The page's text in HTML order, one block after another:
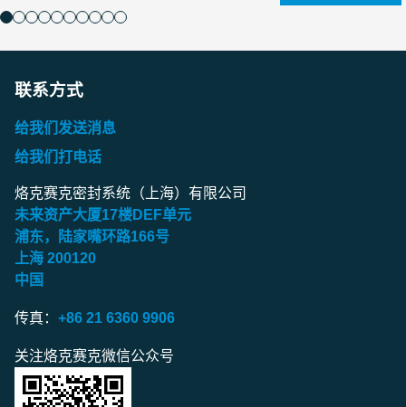
联系方式
给我们发送消息
给我们打电话
烙克赛克密封系统（上海）有限公司
未来资产大厦17楼DEF单元
浦东，陆家嘴环路166号
上海 200120
中国
传真： +86 21 6360 9906
关注烙克赛克微信公众号